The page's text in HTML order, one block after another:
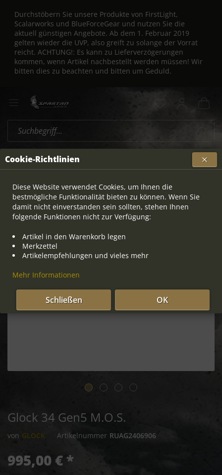
Durchstöbern Sie unsere Produkte von FirstLight,
Scalarworks und BlueForceGear und nutzen Sie die
aktuell günstigen Angebote. Ab dem 1. Februar 2019
gelten wieder die UVP, also greift zu solange der Vorrat
reicht. ACHTUNG!: Es kann zu Lieferverzögerungen
kommen, wenn Artikel nachbestellt werden müssen! Wir
bitten dies zu beachten und bitten um Geduld.
Glock 34 Gen5 M.O.S.
von GLOCK Artikelnummer RUAG2406906
995,00 € *
Cookie-Richtlinien
Diese Website verwendet Cookies, um Ihnen die
bestmögliche Funktionalität bieten zu können. Wenn Sie
damit nicht einverstanden sein sollten, stehen Ihnen
folgende Funktionen nicht zur Verfügung:
Artikel in den Warenkorb legen
Merkzettel
Artikelempfehlungen und vieles mehr
Mehr Informationen
OK
Schließen